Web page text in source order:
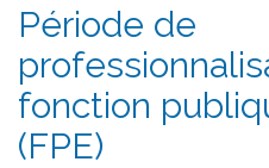
Période de
fonction
(FPE)